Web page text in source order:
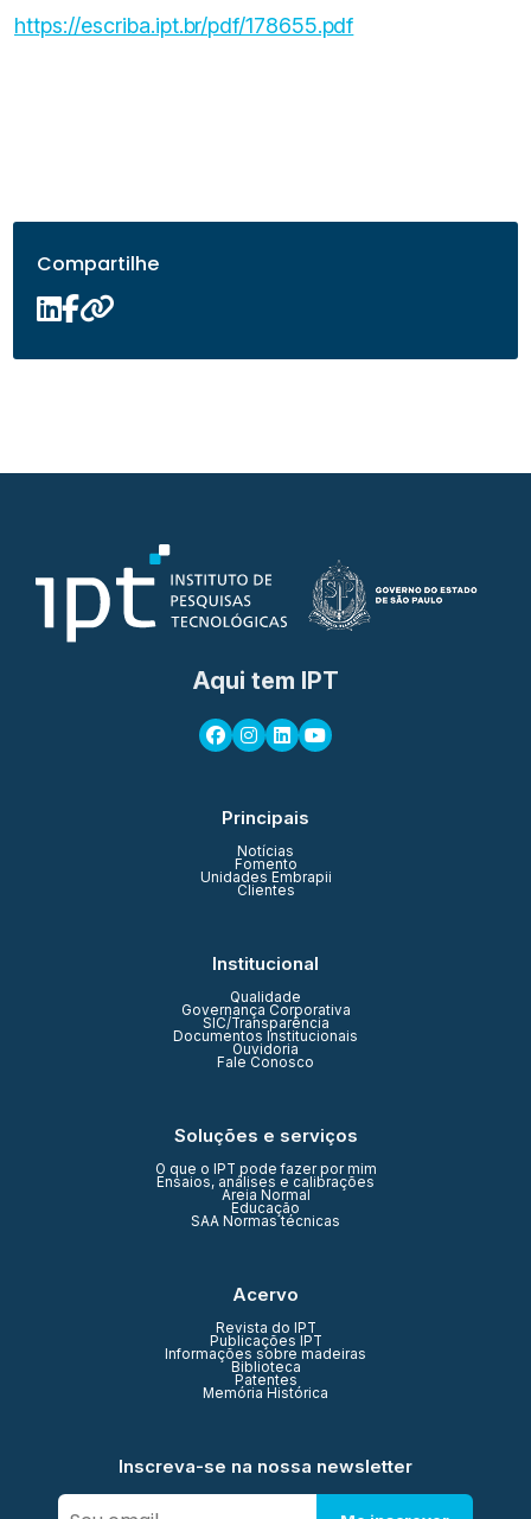
https://escriba.ipt.br/pdf/178655.pdf
Compartilhe
Aqui tem IPT
Principais
Notícias
Fomento
Unidades Embrapii
Clientes
Institucional
Qualidade
Governança Corporativa
SIC/Transparência
Documentos Institucionais
Ouvidoria
Fale Conosco
Soluções e serviços
O que o IPT pode fazer por mim
Ensaios, análises e calibrações
Areia Normal
Educação
SAA Normas técnicas
Acervo
Revista do IPT
Publicações IPT
Informações sobre madeiras
Biblioteca
Patentes
Memória Histórica
Inscreva-se na nossa newsletter